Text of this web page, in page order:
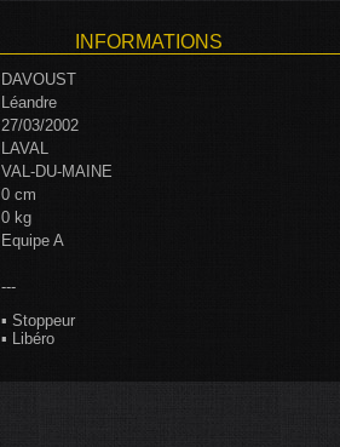
INFORMATIONS
DAVOUST
Léandre
27/03/2002
LAVAL
VAL-DU-MAINE
0 cm
0 kg
Equipe A
---
▪ Stoppeur
▪ Libéro